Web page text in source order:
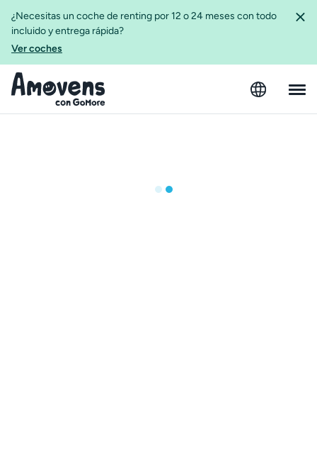
¿Necesitas un coche de renting por 12 o 24 meses con todo
incluido y entrega rápida?
Ver coches